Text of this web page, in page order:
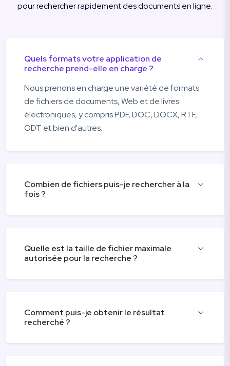
pour rechercher rapidement des documents en ligne.
Quels formats votre application de
recherche prend-elle en charge ?
Nous prenons en charge une variété de formats
de fichiers de documents, Web et de livres
électroniques, y compris PDF, DOC, DOCX, RTF,
ODT et bien d'autres.
Combien de fichiers puis-je rechercher à la
fois ?
Quelle est la taille de fichier maximale
autorisée pour la recherche ?
Comment puis-je obtenir le résultat
recherché ?